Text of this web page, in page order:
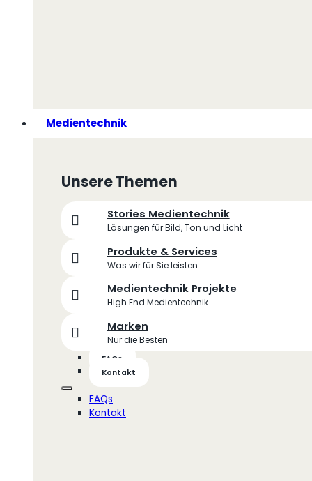
Medientechnik
Unsere Themen
Stories Medientechnik
Lösungen für Bild, Ton und Licht
Produkte & Services
Was wir für Sie leisten
Medientechnik Projekte
High End Medientechnik
Marken
Nur die Besten
FAQs
Kontakt
FAQs
Kontakt